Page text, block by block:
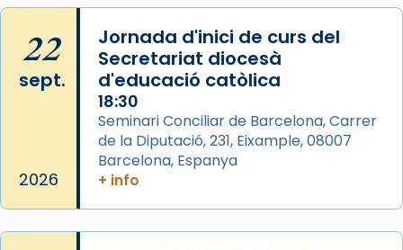
Memòria de les santes Juliana i
Semproniana, verges i màrtirs.
Acompanyant la història de sant Cugat, a
partir de l’Edat Mitjana sorgeix la tradició
que les santes Juliana (“relatiu a Júlia”) i
Semproniana (“relatiu a Semprònia =
eterna”) són deixebles seves. I l’any 1667, el
frare Joan Gaspar Roig, afirma en una obra
22
sept.
2026
Jornada d'inici de curs del
Secretariat diocesà
d'educació catòlica
18:30
Seminari Conciliar de Barcelona, Carrer
de la Diputació, 231, Eixample, 08007
Barcelona, Espanya
+ info